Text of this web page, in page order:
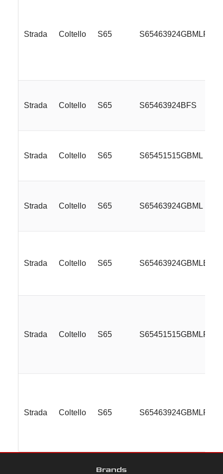
Strada Coltello S65 S65463924GBMLRE
Strada Coltello S65 S65463924BFS
Strada Coltello S65 S65451515GBML
Strada Coltello S65 S65463924GBML
Strada Coltello S65 S65463924GBMLE
Strada Coltello S65 S65451515GBMLR
Strada Coltello S65 S65463924GBMLR
Brands